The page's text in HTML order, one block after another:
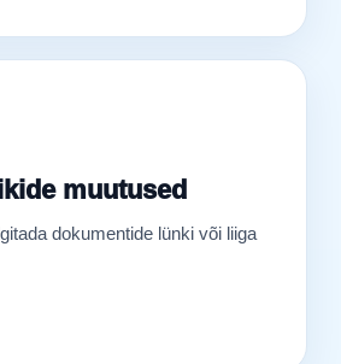
muutused
dokumentide lünki või liiga